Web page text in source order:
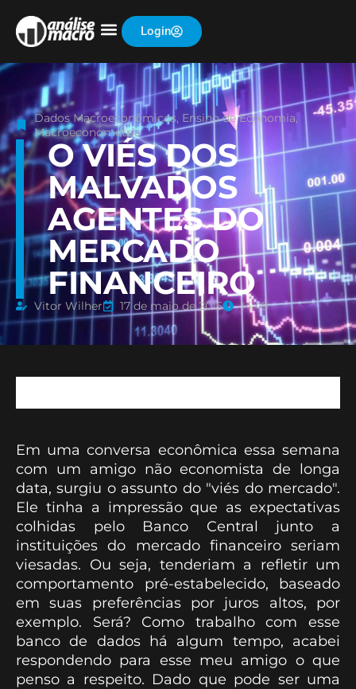
Login
Dados Macroeconômicos, Ensino de Economia,
Macroeconometria
O VIÉS DOS
MALVADOS
AGENTES DO
MERCADO
FINANCEIRO
Vitor Wilher 17 de maio de 2015 14:49
Em uma conversa econômica essa semana
com um amigo não economista de longa
data, surgiu o assunto do "viés do mercado".
Ele tinha a impressão que as expectativas
colhidas pelo Banco Central junto a
instituições do mercado financeiro seriam
viesadas. Ou seja, tenderiam a refletir um
comportamento pré-estabelecido, baseado
em suas preferências por juros altos, por
exemplo. Será? Como trabalho com esse
banco de dados há algum tempo, acabei
respondendo para esse meu amigo o que
penso a respeito. Dado que pode ser uma